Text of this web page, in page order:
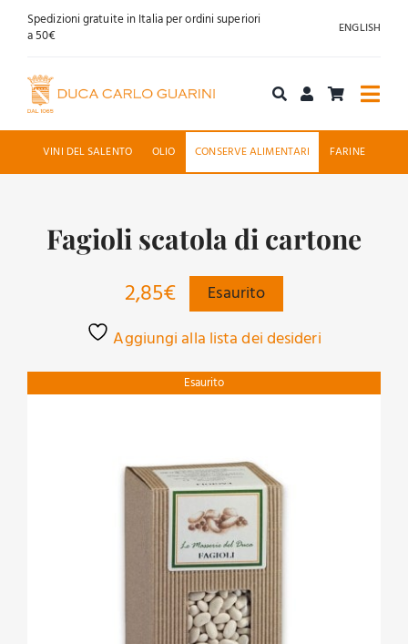
SaltaSpedizioni gratuite in Italia per ordini superiori
a 50€
ENGLISH
Acquista online
Accoglienza
VINI DEL SALENTO OLIO CONSERVE ALIMENTARI FARINE
Fagioli scatola di cartone
2,85€
Esaurito
Aggiungi alla lista dei desideri
Esaurito